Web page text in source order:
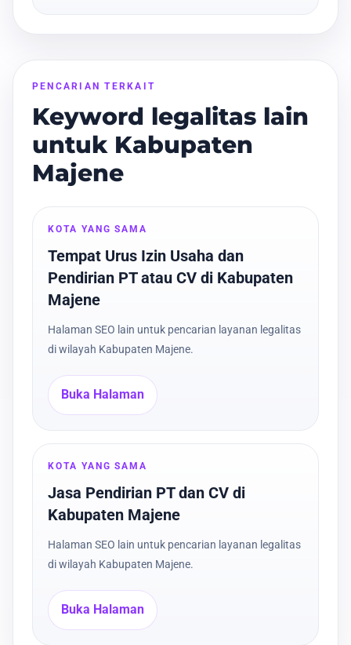
PENCARIAN TERKAIT
Keyword legalitas lain
untuk Kabupaten
Majene
KOTA YANG SAMA
Tempat Urus Izin Usaha dan
Pendirian PT atau CV di Kabupaten
Majene
Halaman SEO lain untuk pencarian layanan legalitas
di wilayah Kabupaten Majene.
Buka Halaman
KOTA YANG SAMA
Jasa Pendirian PT dan CV di
Kabupaten Majene
Halaman SEO lain untuk pencarian layanan legalitas
di wilayah Kabupaten Majene.
Buka Halaman